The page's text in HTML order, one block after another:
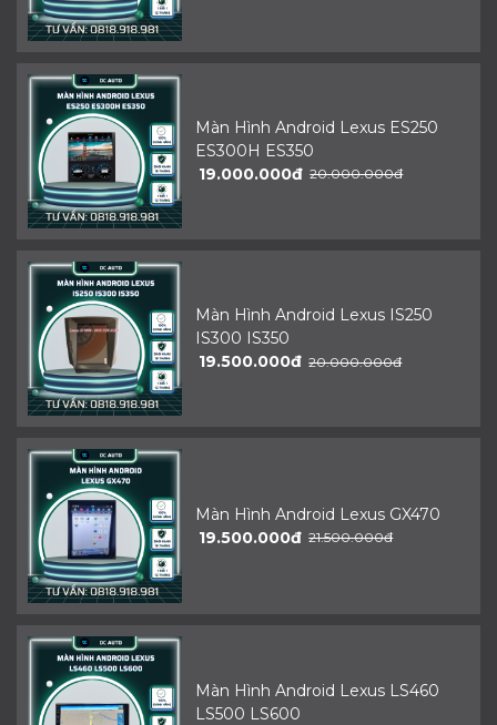
Màn Hình Android Lexus ES250
ES300H ES350
19.000.000đ 20.000.000đ
Màn Hình Android Lexus IS250
IS300 IS350
19.500.000đ 20.000.000đ
Màn Hình Android Lexus GX470
19.500.000đ 21.500.000đ
Màn Hình Android Lexus LS460
LS500 LS600